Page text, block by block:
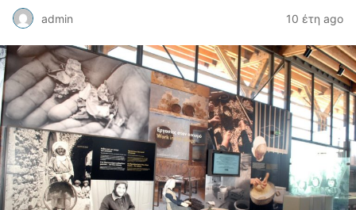
admin 10 έτη ago